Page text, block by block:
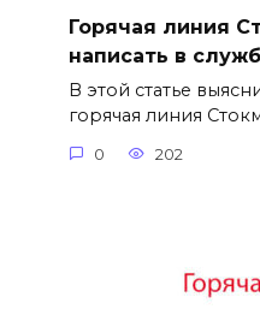
Горячая линия
написать в
В этой статье
горячая линия
0 202